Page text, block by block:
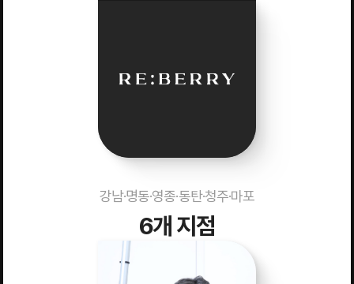
강남·명동·영종·동탄·청주·마포
6개 지점